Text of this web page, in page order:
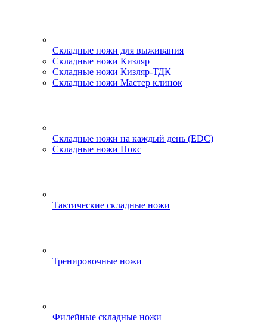
Складные ножи для выживания
Складные ножи Кизляр
Складные ножи Кизляр-ТДК
Складные ножи Мастер клинок
Складные ножи на каждый день (EDC)
Складные ножи Нокс
Тактические складные ножи
Тренировочные ножи
Филейные складные ножи